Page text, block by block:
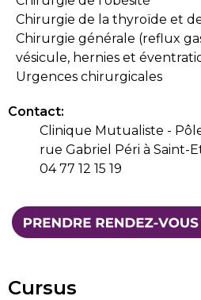
Chirurgie de la thyroïde et
Chirurgie générale (reflux
vésicule, hernies et
Urgences chirurgicales
Contact:
Clinique Mutualiste -
rue Gabriel Péri à Saint-
04 77 12 15 19
Cursus